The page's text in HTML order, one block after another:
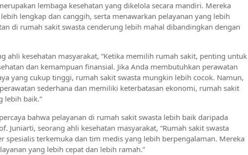
lembaga kesehatan yang dikelola secara mandiri. Mereka
lengkap dan canggih, serta menawarkan pelayanan yang lebih
di rumah sakit swasta cenderung lebih mahal dibandingkan dengan
ahli kesehatan masyarakat, “Ketika memilih rumah sakit, penting untuk
dan kemampuan finansial. Jika Anda membutuhkan perawatan
yang cukup tinggi, rumah sakit swasta mungkin lebih cocok. Namun,
sederhana dan memiliki keterbatasan ekonomi, rumah sakit
lebih baik.”
bahwa pelayanan di rumah sakit swasta lebih baik daripada
Juniarti, seorang ahli kesehatan masyarakat, “Rumah sakit swasta
spesialis terkemuka dan tim medis yang lebih berpengalaman. Mereka
yang lebih cepat dan lebih ramah.”